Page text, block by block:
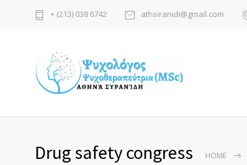
+ (213) 038 6742 athsiranidi@gmail.com
Drug safety congress HOME